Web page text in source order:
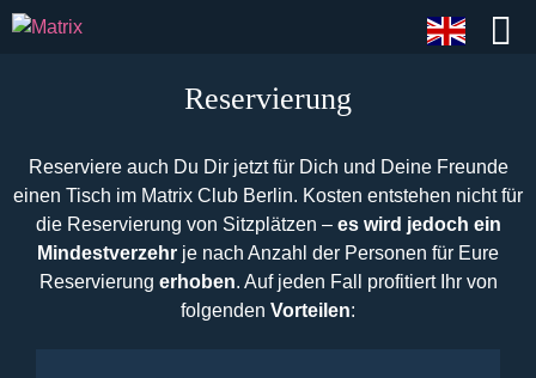
Reservierung
Reserviere auch Du Dir jetzt für Dich und Deine Freunde
einen Tisch im Matrix Club Berlin. Kosten entstehen nicht für
die Reservierung von Sitzplätzen – es wird jedoch ein
Mindestverzehr je nach Anzahl der Personen für Eure
Reservierung erhoben. Auf jeden Fall profitiert Ihr von
folgenden Vorteilen: